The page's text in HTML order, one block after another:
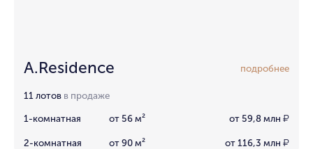
A.Residence подробнее
11 лотов в продаже
1-комнатная от 56 м² от 59,8 млн ₽
2-комнатная от 90 м² от 116,3 млн ₽